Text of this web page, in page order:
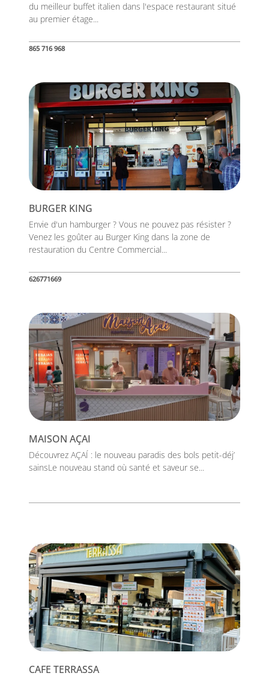
du meilleur buffet italien dans l'espace restaurant situé
au premier étage...
865 716 968
BURGER KING
Envie d'un hamburger ? Vous ne pouvez pas résister ?
Venez les goûter au Burger King dans la zone de
restauration du Centre Commercial...
626771669
MAISON AÇAI
Découvrez AÇAÍ : le nouveau paradis des bols petit-déj’
sainsLe nouveau stand où santé et saveur se...
CAFE TERRASSA